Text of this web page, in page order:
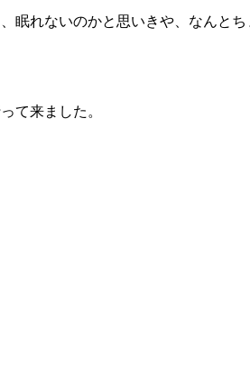
眠れないのかと思いきや、なんと
て来ました。